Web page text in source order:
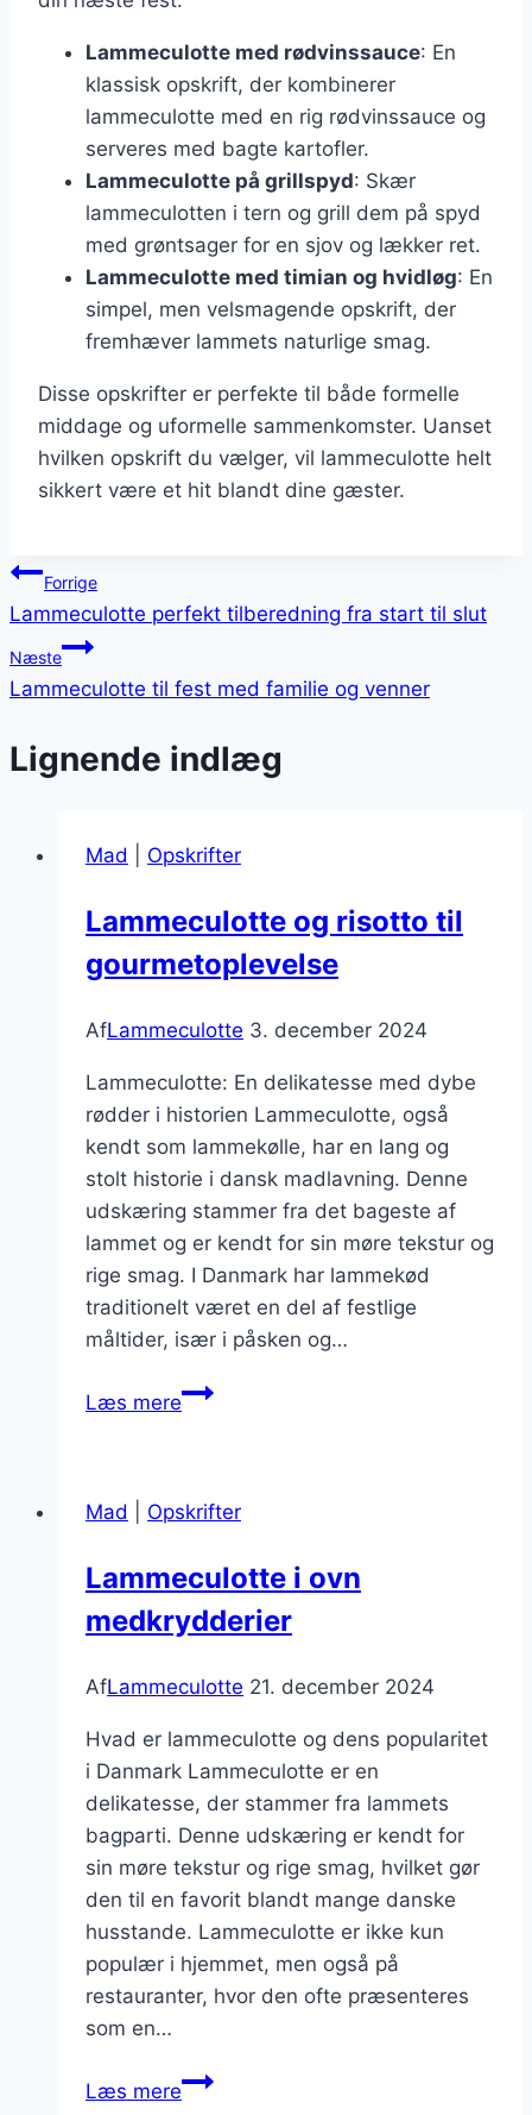
Lammeculotte med rødvinssauce: En
klassisk opskrift, der kombinerer
lammeculotte med en rig rødvinssauce og
serveres med bagte kartofler.
Lammeculotte på grillspyd: Skær
lammeculotten i tern og grill dem på spyd
med grøntsager for en sjov og lækker ret.
Lammeculotte med timian og hvidløg: En
simpel, men velsmagende opskrift, der
fremhæver lammets naturlige smag.
Disse opskrifter er perfekte til både formelle
middage og uformelle sammenkomster. Uanset
hvilken opskrift du vælger, vil lammeculotte helt
sikkert være et hit blandt dine gæster.
Indlægsnavigation
Forrige
Lammeculotte perfekt tilberedning fra start til slut
Næste
Lammeculotte til fest med familie og venner
Lignende indlæg
Mad Opskrifter
Lammeculotte og risotto til
gourmetoplevelse
AfLammeculotte 3. december 2024
Lammeculotte: En delikatesse med dybe
rødder i historien Lammeculotte, også
kendt som lammekølle, har en lang og
stolt historie i dansk madlavning. Denne
udskæring stammer fra det bageste af
lammet og er kendt for sin møre tekstur og
rige smag. I Danmark har lammekød
traditionelt været en del af festlige
måltider, især i påsken og…
Læs mereLammeculotte
gourmetoplevelse
Mad Opskrifter
Lammeculotte i ovn
medkrydderier
AfLammeculotte 21. december 2024
Hvad er lammeculotte og dens popularitet
i Danmark Lammeculotte er en
delikatesse, der stammer fra lammets
bagparti. Denne udskæring er kendt for
sin møre tekstur og rige smag, hvilket gør
den til en favorit blandt mange danske
husstande. Lammeculotte er ikke kun
populær i hjemmet, men også på
restauranter, hvor den ofte præsenteres
som en…
Læs mereLammeculotte